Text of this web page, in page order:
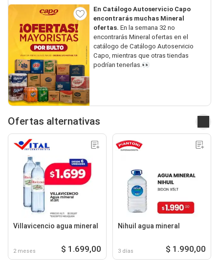
En Catálogo Autoservicio Capo
encontrarás muchas Mineral
ofertas. En la semana 32 no
encontrarás Mineral ofertas en el
catálogo de Catálogo Autoservicio
Capo, mientras que otras tiendas
podrían tenerlas.👀
Ofertas alternativas
Villavicencio agua mineral
2 meses $ 1.699,00
Nihuil agua mineral
3 días $ 1.990,00